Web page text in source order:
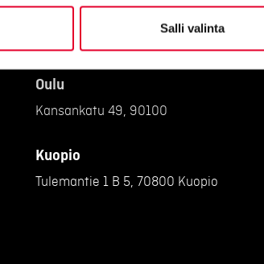
Salli valinta
Raisio
Oulu
Kansankatu 49, 90100
Kuopio
Tulemantie 1 B 5, 70800 Kuopio